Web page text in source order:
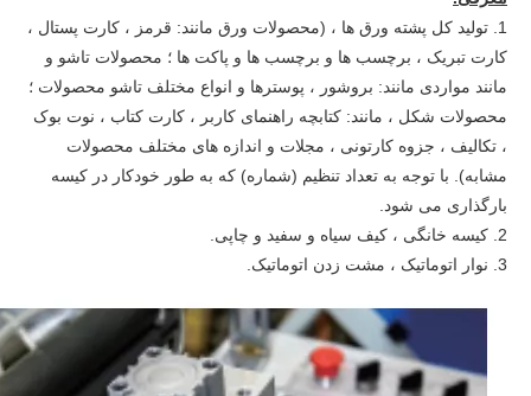
1. تولید کل پشته ورق ها ، (محصولات ورق مانند: قرمز ، کارت پستال ،
کارت تبریک ، برچسب ها و برچسب ها و پاکت ها ؛ محصولات تاشو و
مانند مواردی مانند: بروشور ، پوسترها و انواع مختلف تاشو محصولات ؛
محصولات شکل ، مانند: کتابچه راهنمای کاربر ، کارت کتاب ، نوت بوک
، تکالیف ، جزوه کارتونی ، مجلات و اندازه های مختلف محصولات
مشابه). با توجه به تعداد تنظیم (شماره) که به طور خودکار در کیسه
بارگذاری می شود.
2. کیسه خانگی ، کیف سیاه و سفید و چاپی.
3. نوار اتوماتیک ، مشت زدن اتوماتیک.